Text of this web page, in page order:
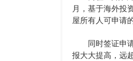
月，基于海外投
屋所有人可申请
同时签证申请
报大大提高，远